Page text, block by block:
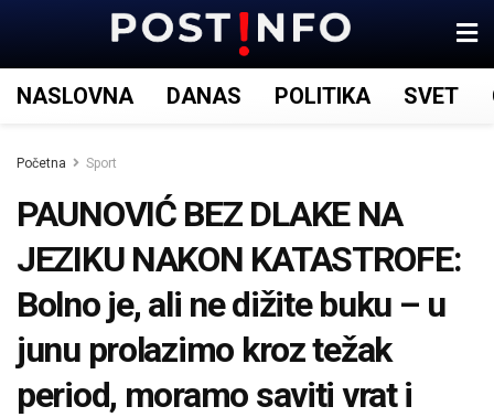
NASLOVNA DANAS POLITIKA SVET
Početna Sport
PAUNOVIĆ BEZ DLAKE NA
JEZIKU NAKON KATASTROFE:
Bolno je, ali ne dižite buku – u
junu prolazimo kroz težak
period, moramo saviti vrat i